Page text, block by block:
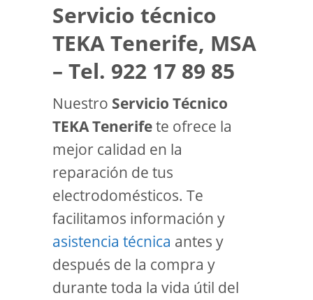
Servicio técnico
TEKA Tenerife, MSA
– Tel. 922 17 89 85
Nuestro Servicio Técnico
TEKA Tenerifete ofrece la
mejor calidad en la
reparación de tus
electrodomésticos. Te
facilitamos información y
asistencia técnica antes y
después de la compra y
durante toda la vida útil del